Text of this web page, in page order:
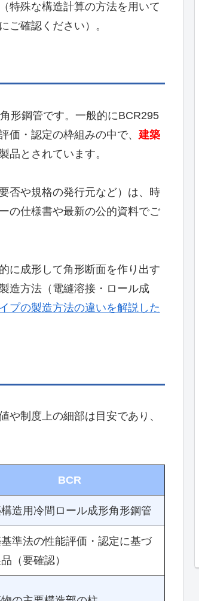
特殊な構造計算の方法を用いて
ご確認ください）。
形鋼管です。一般的にBCR295
価・認定の枠組みの中で、 建築
品とされています。
否や規格の発行元など）は、時
の仕様書や最新の公的資料でご
に成形して角形断面を作り出す
造方法（電縫溶接・ロール成
プの製造方法の違いを解説した
や制度上の細部は目安であり、
BCR
造用冷間ロール成形角形鋼管
準法の性能評価・認定に基づ
（要確認）